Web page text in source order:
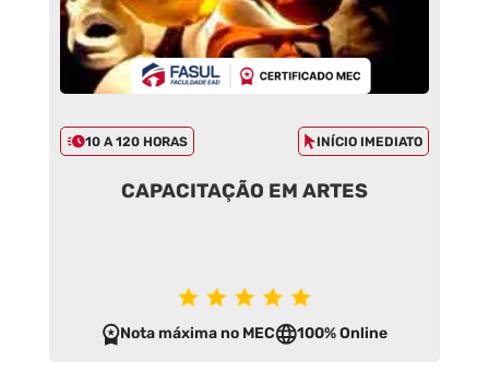
10 A 120 HORAS INÍCIO IMEDIATO
CAPACITAÇÃO EM ARTES
Nota máxima no MEC 100% Online